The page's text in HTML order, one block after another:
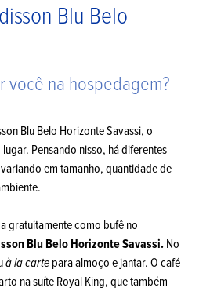
Blu Belo
você na hospedagem?
Blu Belo Horizonte Savassi, o
Pensando nisso, há diferentes
em tamanho, quantidade de
gratuitamente como bufê no
Blu Belo Horizonte Savassi. No
à la carte para almoço e jantar. O café
na suíte Royal King, que também